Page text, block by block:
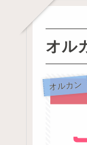
オル
オルカン